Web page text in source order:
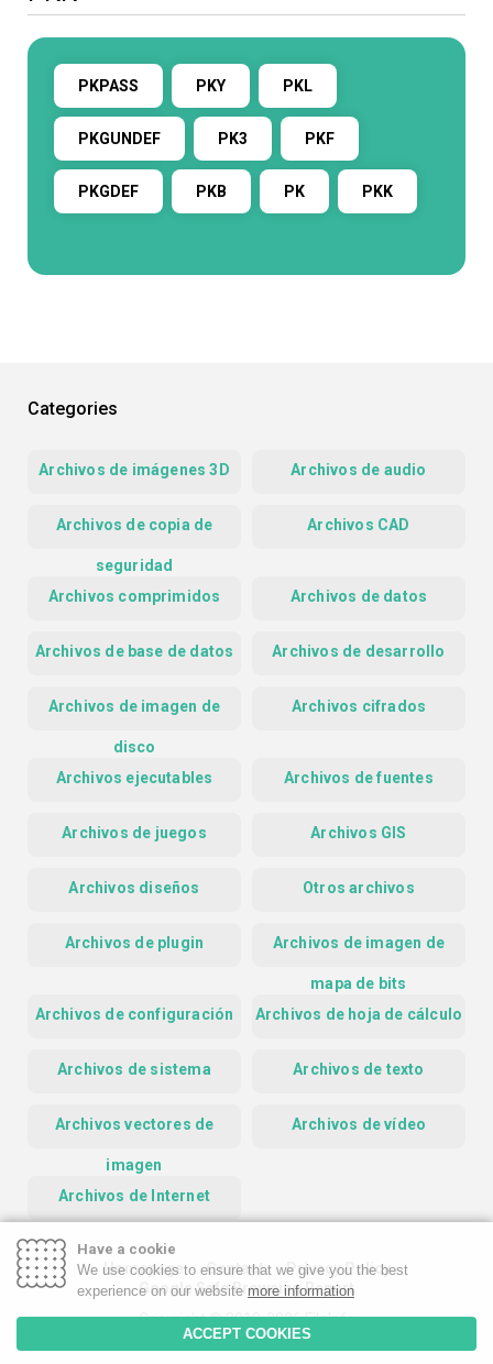
PKPASS PKY PKL
PKGUNDEF PK3 PKF
PKGDEF PKB PK PKK
Categories
Archivos de imágenes 3D Archivos de audio
Archivos de copia de
seguridad
Archivos CAD
Archivos comprimidos Archivos de datos
Archivos de base de datos Archivos de desarrollo
Archivos de imagen de
disco
Archivos cifrados
Archivos ejecutables Archivos de fuentes
Archivos de juegos Archivos GIS
Archivos diseños Otros archivos
Archivos de plugin Archivos de imagen de
mapa de bits
Archivos de configuración
Archivos de hoja de cálculo
Archivos de sistema Archivos de texto
Archivos vectores de
imagen
Archivos de vídeo
Archivos de Internet
Homepage Contact
Privacy Policy
Google Safe Browsing Report
Copyright © 2019-2026 FileInfo
Have a cookie
We use cookies to ensure that we give you the best
experience on our website more information
ACCEPT COOKIES